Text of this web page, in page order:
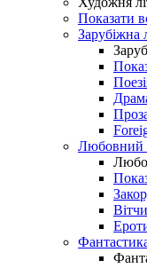
Показати
Зарубіжна
Любовний